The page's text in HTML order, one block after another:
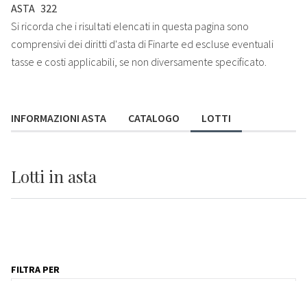
ASTA 322
Si ricorda che i risultati elencati in questa pagina sono
comprensivi dei diritti d'asta di Finarte ed escluse eventuali
tasse e costi applicabili, se non diversamente specificato.
INFORMAZIONI ASTA CATALOGO LOTTI
Lotti in asta
FILTRA PER